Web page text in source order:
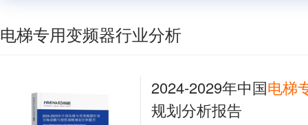
电梯专用变频器行业分析
2024-2029年中国电梯
规划分析报告